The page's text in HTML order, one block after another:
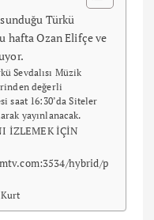
sunduğu Türkü
hafta Ozan Elifçe ve
Sevdalısı Müzik
değerli
saat 16:30’da Siteler
yayınlanacak.
İZLEMEK İÇİN
hybrid/p
Kurt